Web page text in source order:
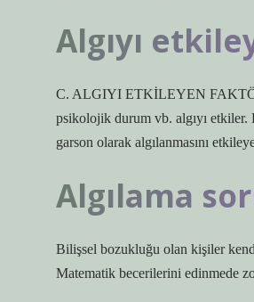
Algıyı
C. ALGIYI ETKİLEYEN
psikolojik durum vb. algıyı
garson olarak algılanmasını
Algılama
Bilişsel bozukluğu olan kişiler
Matematik becerilerini edinmede